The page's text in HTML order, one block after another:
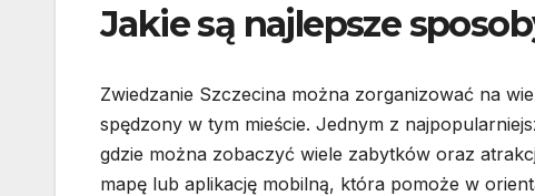
Jakie są najlepsze
Zwiedzanie Szczecina można zorganizować na
spędzony w tym mieście. Jednym z
gdzie można zobaczyć wiele zabytków oraz
mapę lub aplikację mobilną, która pomoże w